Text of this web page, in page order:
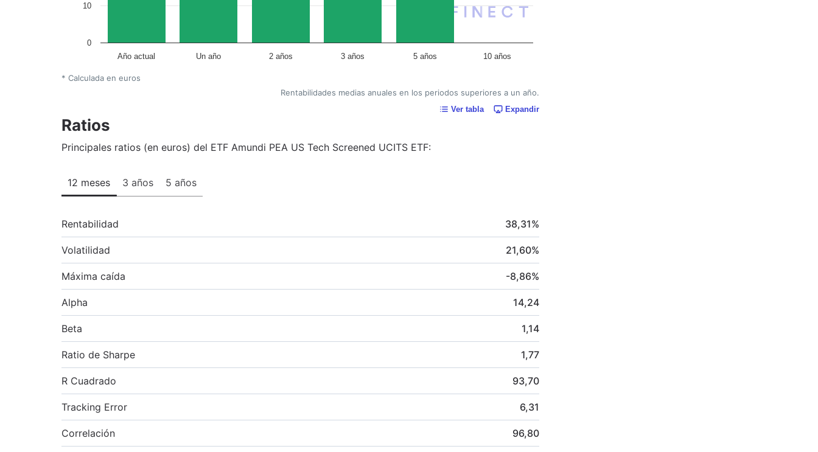
Año actual Un año 2 años 3 años 5 años 10 años
0
10
* Calculada en euros
Rentabilidades medias anuales en los periodos superiores a un año.
Ver tabla Expandir
Ratios
Principales ratios (en euros) del ETF Amundi PEA US Tech Screened UCITS ETF:
12 meses 3 años 5 años
Rentabilidad 38,31%
Volatilidad 21,60%
Máxima caída -8,86%
Alpha 14,24
Beta 1,14
Ratio de Sharpe 1,77
R Cuadrado 93,70
Tracking Error 6,31
Correlación 96,80